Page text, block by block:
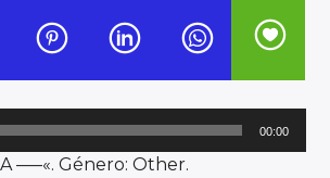
en Vivo
00:00
—–«. Género: Other.